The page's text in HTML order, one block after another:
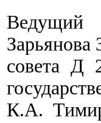
Зарьянова
совета Д
К.А.